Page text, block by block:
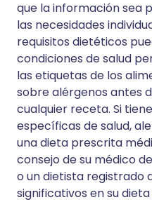
que la información sea
las necesidades
requisitos dietéticos
condiciones de salud
las etiquetas de los
sobre alérgenos antes
cualquier receta. Si
específicas de salud,
una dieta prescrita
consejo de su médico
o un dietista registrado
significativos en su